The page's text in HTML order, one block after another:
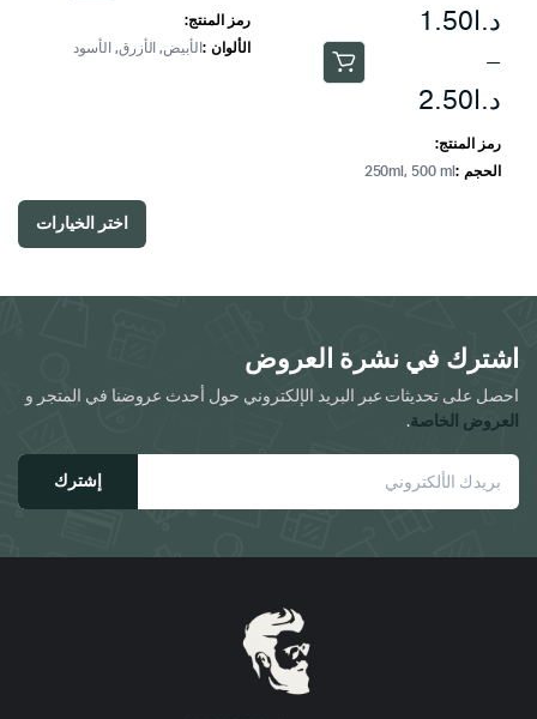
د.ا1.50
–
د.ا2.50
نطاق
السعر:
من
خلال
العديد
الأشكال
على
صفحة
المنتج
رمز المنتج:
الحجم
250ml, 500 ml
العديد
من
رمز المنتج:
الألوان الأبيض, الأزرق, الأسود
اختر الخيارات
اشترك في نشرة العروض
احصل على تحديثات عبر البريد الإلكتروني حول أحدث عروضنا في المتجر و
العروض الخاصة.
إشترك